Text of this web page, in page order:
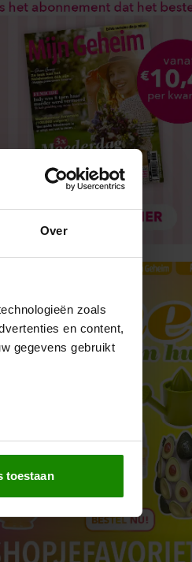
Over
zoals
en content,
gegevens gebruikt
bieden en om ons
voor social
toestaan